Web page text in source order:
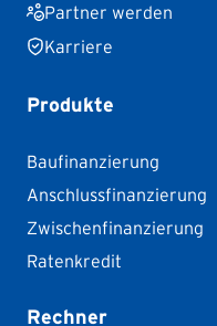
Partner werden
Karriere
Produkte
Baufinanzierung
Anschlussfinanzierung
Zwischenfinanzierung
Ratenkredit
Rechner